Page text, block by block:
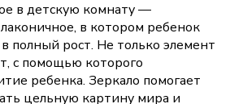
в детскую комнату —
в котором ребенок
полный рост. Не только элемент
с помощью которого
ребенка. Зеркало помогает
цельную картину мира и